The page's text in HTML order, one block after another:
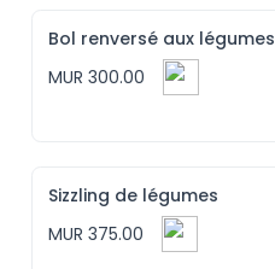
Bol renversé aux légumes
MUR 300.00
Sizzling de légumes
MUR 375.00